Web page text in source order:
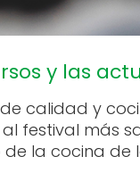
y las
calidad y
festival más
la cocina de